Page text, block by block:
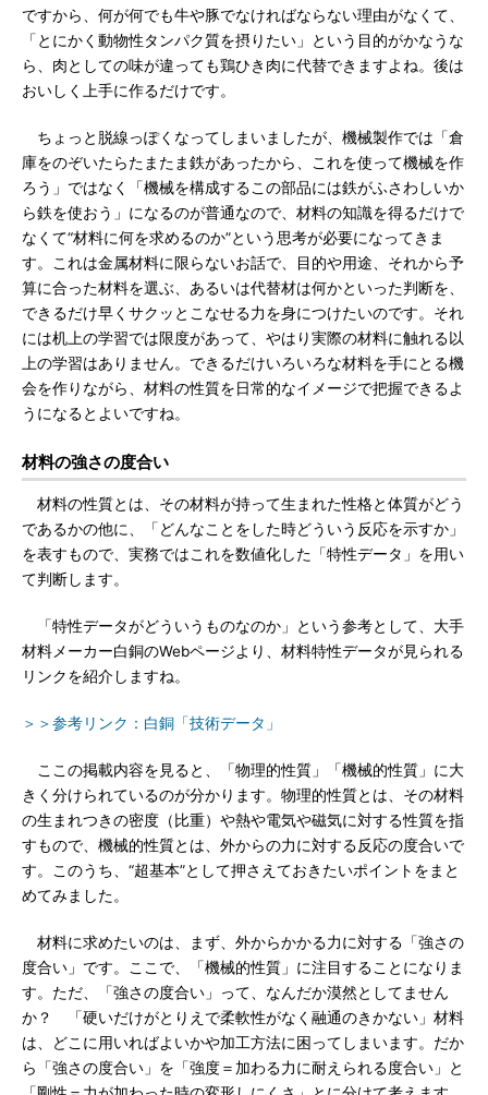
ですから、何が何でも牛や豚でなければならない理由がなくて、
「とにかく動物性タンパク質を摂りたい」という目的がかなうな
ら、肉としての味が違っても鶏ひき肉に代替できますよね。後は
おいしく上手に作るだけです。
ちょっと脱線っぽくなってしまいましたが、機械製作では「倉
庫をのぞいたらたまたま鉄があったから、これを使って機械を作
ろう」ではなく「機械を構成するこの部品には鉄がふさわしいか
ら鉄を使おう」になるのが普通なので、材料の知識を得るだけで
なくて“材料に何を求めるのか”という思考が必要になってきま
す。これは金属材料に限らないお話で、目的や用途、それから予
算に合った材料を選ぶ、あるいは代替材は何かといった判断を、
できるだけ早くサクッとこなせる力を身につけたいのです。それ
には机上の学習では限度があって、やはり実際の材料に触れる以
上の学習はありません。できるだけいろいろな材料を手にとる機
会を作りながら、材料の性質を日常的なイメージで把握できるよ
うになるとよいですね。
材料の強さの度合い
材料の性質とは、その材料が持って生まれた性格と体質がどう
であるかの他に、「どんなことをした時どういう反応を示すか」
を表すもので、実務ではこれを数値化した「特性データ」を用い
て判断します。
「特性データがどういうものなのか」という参考として、大手
材料メーカー白銅のWebページより、材料特性データが見られる
リンクを紹介しますね。
＞＞参考リンク：白銅「技術データ」
ここの掲載内容を見ると、「物理的性質」「機械的性質」に大
きく分けられているのが分かります。物理的性質とは、その材料
の生まれつきの密度（比重）や熱や電気や磁気に対する性質を指
すもので、機械的性質とは、外からの力に対する反応の度合いで
す。このうち、“超基本”として押さえておきたいポイントをまと
めてみました。
材料に求めたいのは、まず、外からかかる力に対する「強さの
度合い」です。ここで、「機械的性質」に注目することになりま
す。ただ、「強さの度合い」って、なんだか漠然としてません
か？ 「硬いだけがとりえで柔軟性がなく融通のきかない」材料
は、どこに用いればよいかや加工方法に困ってしまいます。だか
ら「強さの度合い」を「強度＝加わる力に耐えられる度合い」と